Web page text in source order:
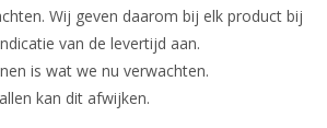
Wij geven daarom bij elk product bij
van de levertijd aan.
is wat we nu verwachten.
kan dit afwijken.